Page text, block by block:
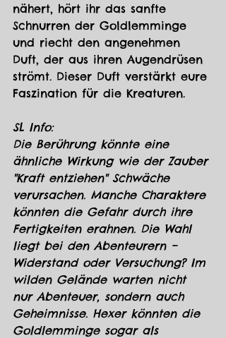
nähert, hört ihr das sanfte
Schnurren der Goldlemminge
und riecht den angenehmen
Duft, der aus ihren Augendrüsen
strömt. Dieser Duft verstärkt eure
Faszination für die Kreaturen.
SL Info:
Die Berührung könnte eine
ähnliche Wirkung wie der Zauber
"Kraft entziehen" Schwäche
verursachen. Manche Charaktere
könnten die Gefahr durch ihre
Fertigkeiten erahnen. Die Wahl
liegt bei den Abenteurern –
Widerstand oder Versuchung? Im
wilden Gelände warten nicht
nur Abenteuer, sondern auch
Geheimnisse. Hexer könnten die
Goldlemminge sogar als